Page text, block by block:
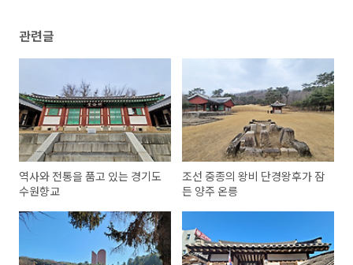
관련글
역사와 전통을 품고 있는 경기도
수원향교
조선 중종의 왕비 단경왕후가 잠
든 양주 온릉